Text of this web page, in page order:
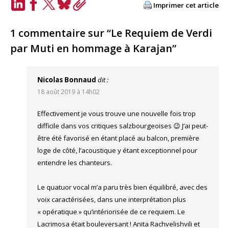
Link
Imprimer cet article
1 commentaire sur “Le Requiem de Verdi
par Muti en hommage à Karajan”
Nicolas Bonnaud dit :
18 août 2019 à 14h02
Effectivement je vous trouve une nouvelle fois trop
difficile dans vos critiques salzbourgeoises 😉 J’ai peut-
être été favorisé en étant placé au balcon, première
loge de côté, l’acoustique y étant exceptionnel pour
entendre les chanteurs.
Le quatuor vocal m’a paru très bien équilibré, avec des
voix caractérisées, dans une interprétation plus
« opératique » qu’intériorisée de ce requiem. Le
Lacrimosa était bouleversant ! Anita Rachvelishvili et